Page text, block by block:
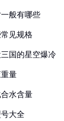
般有哪些
见规格
国的星空爆冷
量
水含量
大全